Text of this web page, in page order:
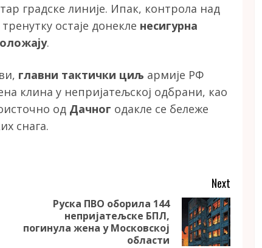
градске линије. Ипак, контрола над
остаје донекле несигурна
.
главни тактички циљ армије РФ
клина у непријатељској одбрани, као
од Дачног одакле се бележе
снага.
post:
Next
post:
Руска ПВО оборила 144
непријатељске БПЛ,
погинула жена у Московској
области